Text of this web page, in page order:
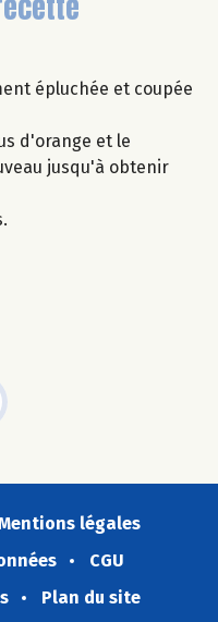
épluchée et coupée
d'orange et le
jusqu'à obtenir
légales
CGU
Plan du site